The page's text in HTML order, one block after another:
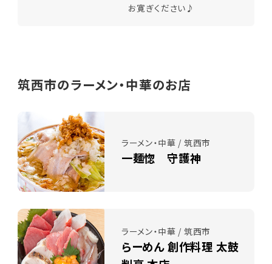
お寛ぎください♪
筑西市のラーメン・中華のお店
ラーメン・中華 / 筑西市
一麺惚 守護神
ラーメン・中華 / 筑西市
らーめん 創作料理 太鼓